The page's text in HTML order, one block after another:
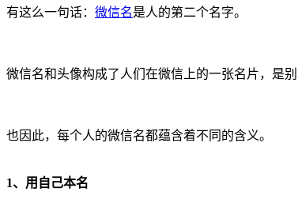
有这么一句话： 微信名是人的第二个名字。
微信名和头像构成了人们在微信上的一张名片，是别
也因此，每个人的微信名都蕴含着不同的含义。
1、用自己本名